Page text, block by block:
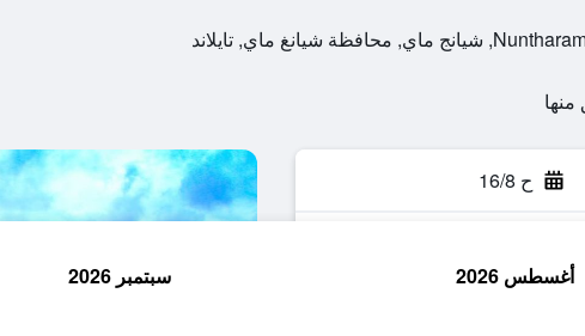
ح 16/8
أغسطس 2026 سبتمبر 2026